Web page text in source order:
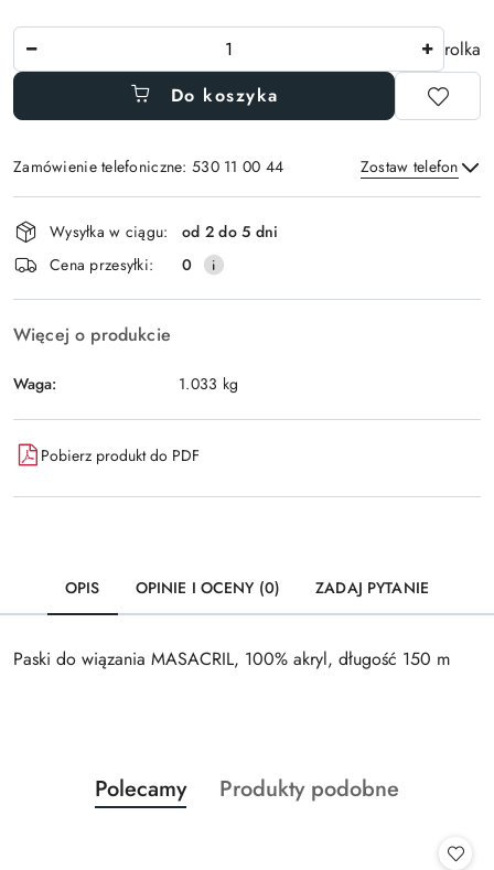
rolka
Do koszyka
Zamówienie telefoniczne: 530 11 00 44 Zostaw telefon
Wyślij
Dostępność
i
dostawa
Wysyłka w ciągu:
od 2 do 5 dni
Cena przesyłki:
0
Więcej o produkcie
Waga: 1.033 kg
Pobierz produkt do PDF
OPIS OPINIE I OCENY (0) ZADAJ PYTANIE
Paski do wiązania MASACRIL, 100% akryl, długość 150 m
Pomiń karuzelę produktów
Produkty
o
Polecamy
Produkty
Produkty podobne